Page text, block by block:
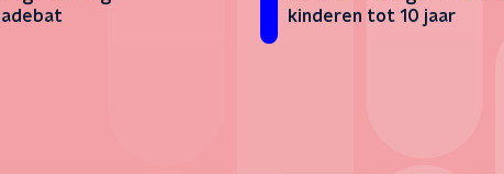
kinderen tot 10 jaar